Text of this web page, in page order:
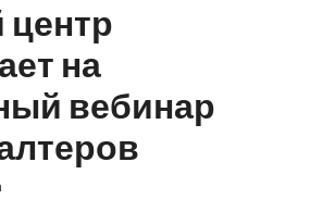
на
вебинар